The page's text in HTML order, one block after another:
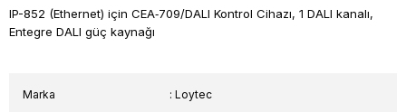
IP-852 (Ethernet) için CEA‑709/DALI Kontrol Cihazı, 1 DALI kanalı,
Entegre DALI güç kaynağı
Marka : Loytec